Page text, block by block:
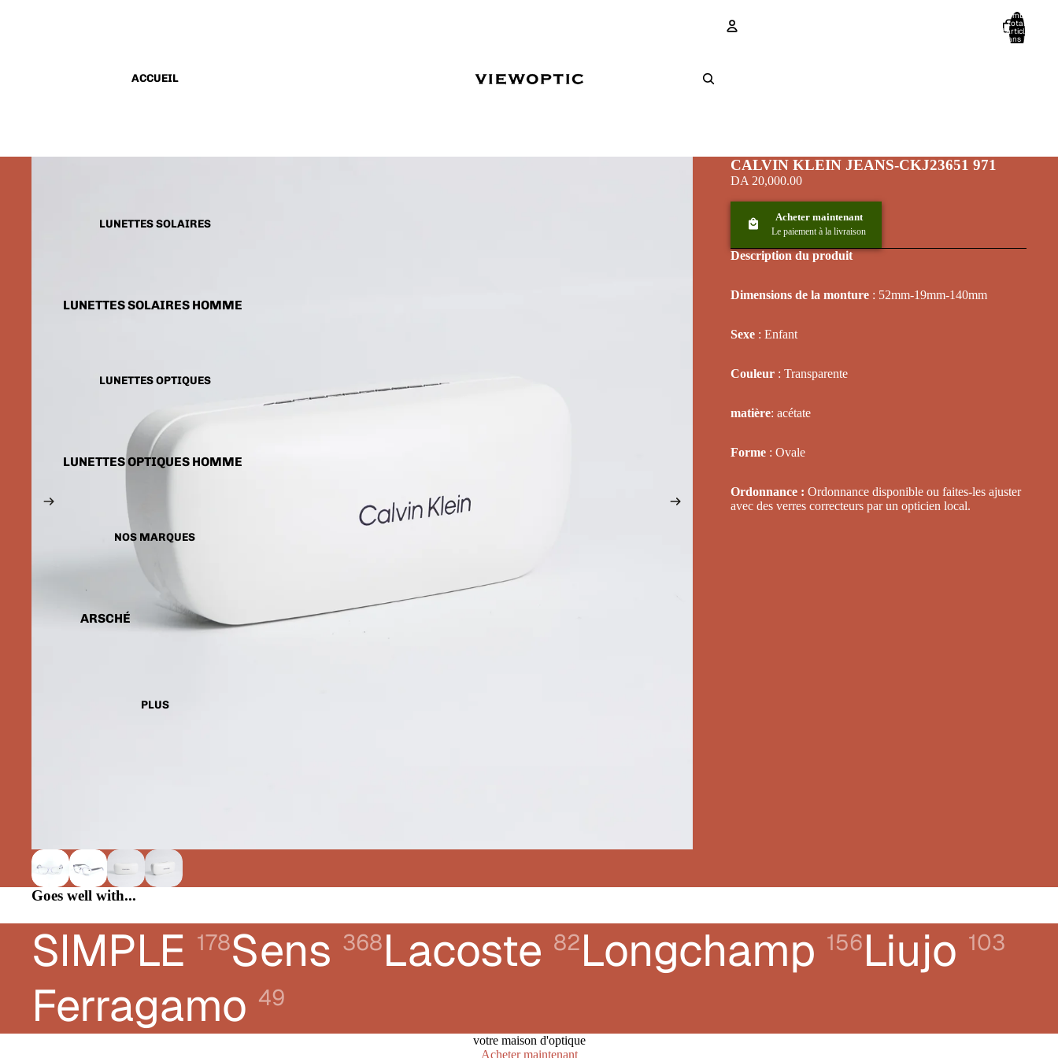
ACCUEIL
LUNETTES SOLAIRES
LUNETTES SOLAIRES HOMME
ENFANTSLUNETTES OPTIQUES
LUNETTES OPTIQUES HOMME
LUNETTES OPTIQUES
ENFANTSNOS MARQUES
ARSCHÉ
FRED
GUCCI
KARL LAGERFELD JEANS
LANVIN
LONGCHAMP
MONTBLANC
PLUS
Nombre
total
d’articles
dans le
CALVIN KLEIN JEANS-CKJ23651 971
DA 20,000.00
Acheter maintenant
Le paiement à la livraison
Description du produit
Dimensions de la monture : 52mm-19mm-140mm
Sexe : Enfant
Couleur : Transparente
matière: acétate
Forme : Ovale
Ordonnance : Ordonnance disponible ou faites-les ajuster
avec des verres correcteurs par un opticien local.
Goes well with...
SIMPLE 178Sens 368Lacoste 82Longchamp 156Liujo 103
Ferragamo 49
votre maison d'optique
Acheter maintenant